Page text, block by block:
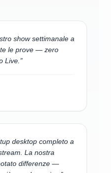
show settimanale a
le prove — zero
Live. ”
desktop completo a
La nostra
differenze —